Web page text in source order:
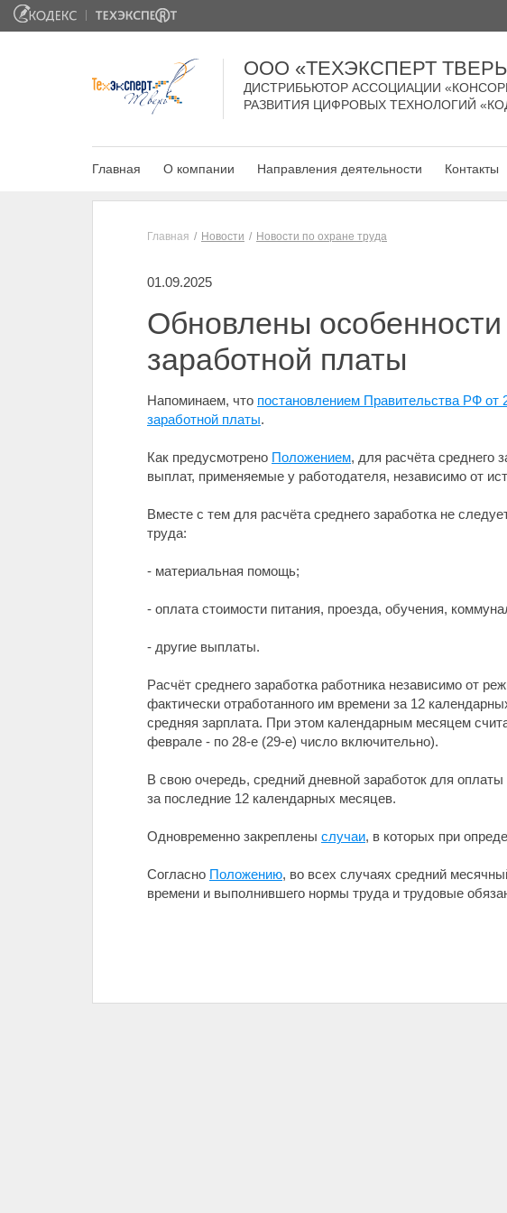
ООО «ТЕХЭКСПЕРТ
ДИСТРИБЬЮТОР АССОЦИАЦИИ
РАЗВИТИЯ ЦИФРОВЫХ ТЕХНОЛОГИЙ
Главная О компании Направления деятельности Контакты
Главная Новости Новости по охране труда
01.09.2025
Обновлены
заработной платы
Напоминаем, что постановлением Правительства РФ от
заработной платы.
Как предусмотрено Положением, для расчёта среднего
выплат, применяемые у работодателя, независимо от
Вместе с тем для расчёта среднего заработка не
труда:
- материальная помощь;
- оплата стоимости питания, проезда, обучения,
- другие выплаты.
Расчёт среднего заработка работника независимо от
фактически отработанного им времени за 12
средняя зарплата. При этом календарным месяцем
феврале - по 28-е (29-е) число включительно).
В свою очередь, средний дневной заработок для
за последние 12 календарных месяцев.
Одновременно закреплены случаи, в которых при
Согласно Положению, во всех случаях средний
времени и выполнившего нормы труда и трудовые